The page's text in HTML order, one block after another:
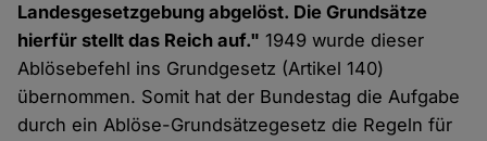
Landesgesetzgebung abgelöst. Die Grundsätze
hierfür stellt das Reich auf." 1949 wurde dieser
Ablösebefehl ins Grundgesetz (Artikel 140)
übernommen. Somit hat der Bundestag die Aufgabe
durch ein Ablöse-Grundsätzegesetz die Regeln für